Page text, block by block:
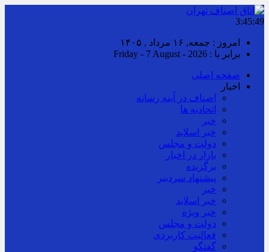
3:45:50
امروز : جمعه, ۱۶ مرداد , ۱۴۰۵
برابر با : Friday - 7 August - 2026
صفحه اصلی
اخبار
اصناف در آینه رسانه
اتحادیه ها
خبر
خبر اسلايد
دولت و مجلس
بازار در اخبار
برگزیده
پیشنهاد سردبیر
خبر
خبر اسلايد
خبر ویژه
دولت و مجلس
فعالیت کاربردی
گفتگو